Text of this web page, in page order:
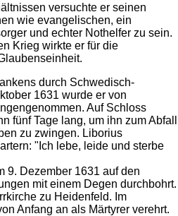
versuchte er seinen
wie evangelischen, ein
und echter Nothelfer zu sein.
Krieg wirkte er für die
durch Schwedisch-
1631 wurde er von
Auf Schloss
fünf Tage lang, um ihn zum Abfall
zu zwin­gen. Liborius
"Ich lebe, leide und sterbe
9. Dezember 1631 auf den
mit einem Degen durchbohrt.
zu Heidenfeld. Im
Anfang an als Märtyrer verehrt.